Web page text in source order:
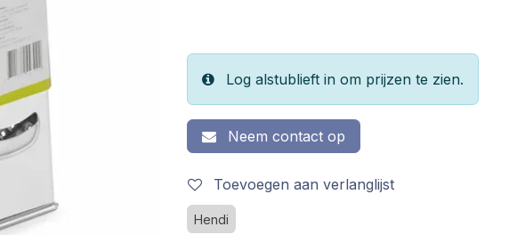
Log alstublieft in om prijzen te zien.
Neem contact op
Toevoegen aan verlanglijst
Hendi